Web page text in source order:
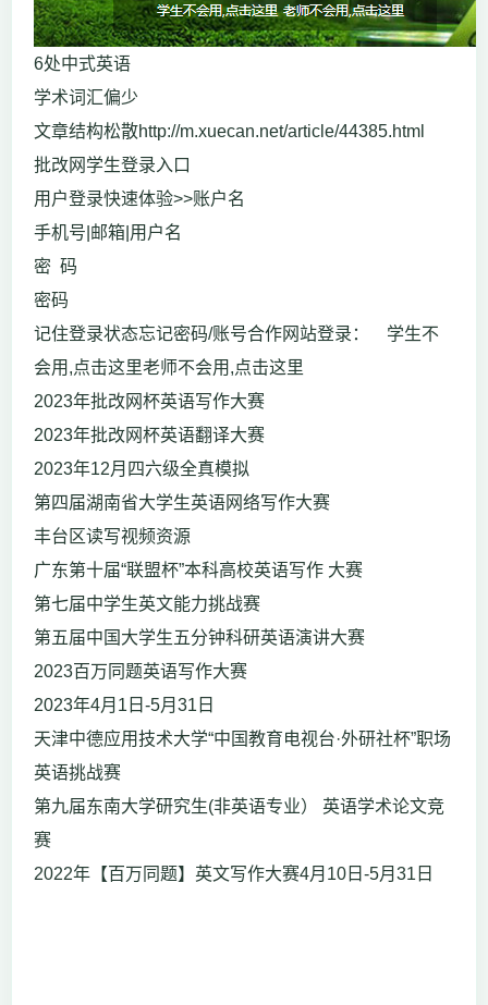
6处中式英语
学术词汇偏少
文章结构松散http://m.xuecan.net/article/44385.html
批改网学生登录入口
用户登录快速体验>>账户名
手机号|邮箱|用户名
密 码
密码
记住登录状态忘记密码/账号合作网站登录： 学生不
会用,点击这里老师不会用,点击这里
2023年批改网杯英语写作大赛
2023年批改网杯英语翻译大赛
2023年12月四六级全真模拟
第四届湖南省大学生英语网络写作大赛
丰台区读写视频资源
广东第十届“联盟杯”本科高校英语写作 大赛
第七届中学生英文能力挑战赛
第五届中国大学生五分钟科研英语演讲大赛
2023百万同题英语写作大赛
2023年4月1日-5月31日
天津中德应用技术大学“中国教育电视台·外研社杯”职场
英语挑战赛
第九届东南大学研究生(非英语专业） 英语学术论文竞
赛
2022年【百万同题】英文写作大赛4月10日-5月31日